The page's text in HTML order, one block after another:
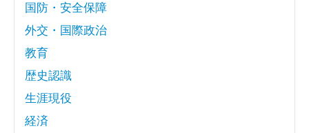
国防・安全保障
外交・国際政治
教育
歴史認識
生涯現役
経済